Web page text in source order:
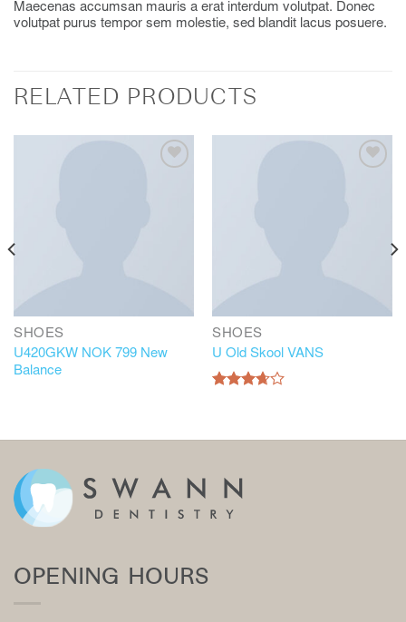
Maecenas accumsan mauris a erat interdum volutpat. Donec
volutpat purus tempor sem molestie, sed blandit lacus posuere.
RELATED PRODUCTS
SHOES
U420GKW NOK 799 New
Balance
SHOES
U Old Skool VANS
OPENING HOURS